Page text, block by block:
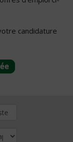
candidature